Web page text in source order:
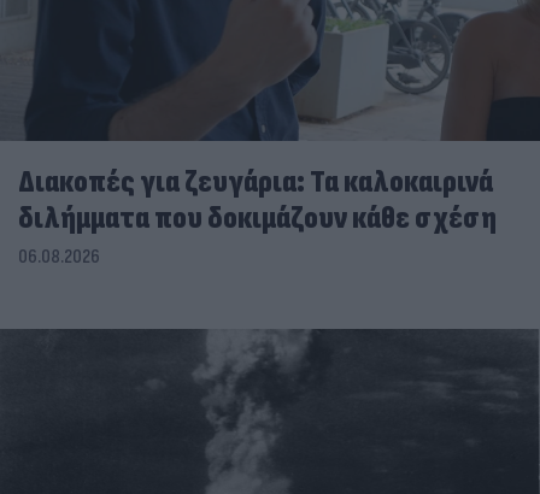
Διακοπές για ζευγάρια: Τα καλοκαιρινά
διλήμματα που δοκιμάζουν κάθε σχέση
06.08.2026